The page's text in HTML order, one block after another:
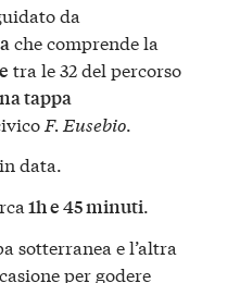
da
che comprende la
tra le 32 del percorso
tappa
F. Eusebio.
data.
1h e 45 minuti.
sotterranea e l’altra
per godere